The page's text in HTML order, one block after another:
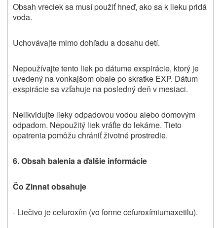
Obsah vreciek sa musí použiť hneď, ako sa k lieku pridá
voda.
Uchovávajte mimo dohľadu a dosahu detí.
Nepoužívajte tento liek po dátume exspirácie, ktorý je
uvedený na vonkajšom obale po skratke EXP. Dátum
exspirácie sa vzťahuje na posledný deň v mesiaci.
Nelikvidujte lieky odpadovou vodou alebo domovým
odpadom. Nepoužitý liek vráťte do lekárne. Tieto
opatrenia pomôžu chrániť životné prostredie.
6. Obsah balenia a ďalšie informácie
Čo Zinnat obsahuje
- Liečivo je cefuroxím (vo forme cefuroxímiumaxetilu).